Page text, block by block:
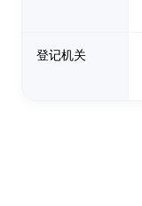
登记机关